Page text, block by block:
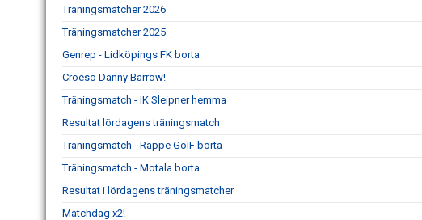
Träningsmatcher 2026
Träningsmatcher 2025
Genrep - Lidköpings FK borta
Croeso Danny Barrow!
Träningsmatch - IK Sleipner hemma
Resultat lördagens träningsmatch
Träningsmatch - Räppe GoIF borta
Träningsmatch - Motala borta
Resultat i lördagens träningsmatcher
Matchdag x2!